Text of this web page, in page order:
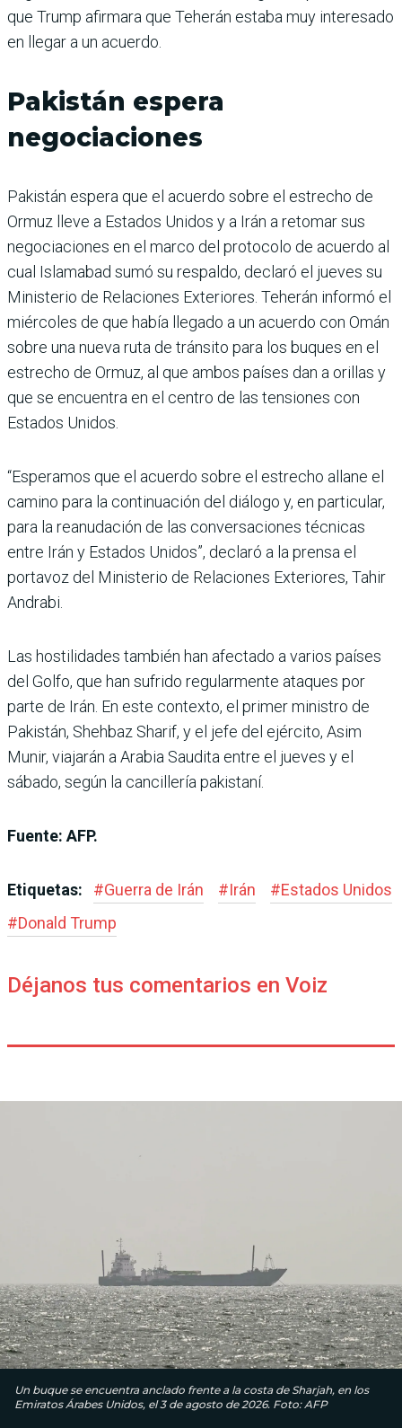
que Trump afirmara que Teherán estaba muy interesado
en llegar a un acuerdo.
Pakistán espera
negociaciones
Pakistán espera que el acuerdo sobre el estrecho de
Ormuz lleve a Estados Unidos y a Irán a retomar sus
negociaciones en el marco del protocolo de acuerdo al
cual Islamabad sumó su respaldo, declaró el jueves su
Ministerio de Relaciones Exteriores. Teherán informó el
miércoles de que había llegado a un acuerdo con Omán
sobre una nueva ruta de tránsito para los buques en el
estrecho de Ormuz, al que ambos países dan a orillas y
que se encuentra en el centro de las tensiones con
Estados Unidos.
“Esperamos que el acuerdo sobre el estrecho allane el
camino para la continuación del diálogo y, en particular,
para la reanudación de las conversaciones técnicas
entre Irán y Estados Unidos”, declaró a la prensa el
portavoz del Ministerio de Relaciones Exteriores, Tahir
Andrabi.
Las hostilidades también han afectado a varios países
del Golfo, que han sufrido regularmente ataques por
parte de Irán. En este contexto, el primer ministro de
Pakistán, Shehbaz Sharif, y el jefe del ejército, Asim
Munir, viajarán a Arabia Saudita entre el jueves y el
sábado, según la cancillería pakistaní.
Fuente: AFP.
Etiquetas: #Guerra de Irán #Irán #Estados Unidos
#Donald Trump
Déjanos tus comentarios en Voiz
Un buque se encuentra anclado frente a la costa de Sharjah, en los
Emiratos Árabes Unidos, el 3 de agosto de 2026. Foto: AFP